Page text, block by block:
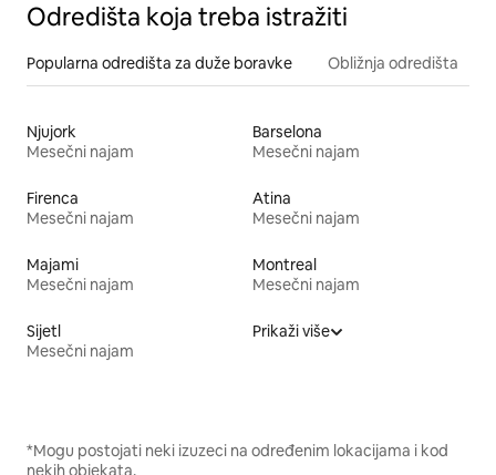
Odredišta koja treba istražiti
Popularna odredišta za duže boravke Obližnja odredišta
Njujork
Mesečni najam
Barselona
Mesečni najam
Firenca
Mesečni najam
Atina
Mesečni najam
Majami
Mesečni najam
Montreal
Mesečni najam
Sijetl
Mesečni najam
Prikaži više
*Mogu postojati neki izuzeci na određenim lokacijama i kod
nekih objekata.